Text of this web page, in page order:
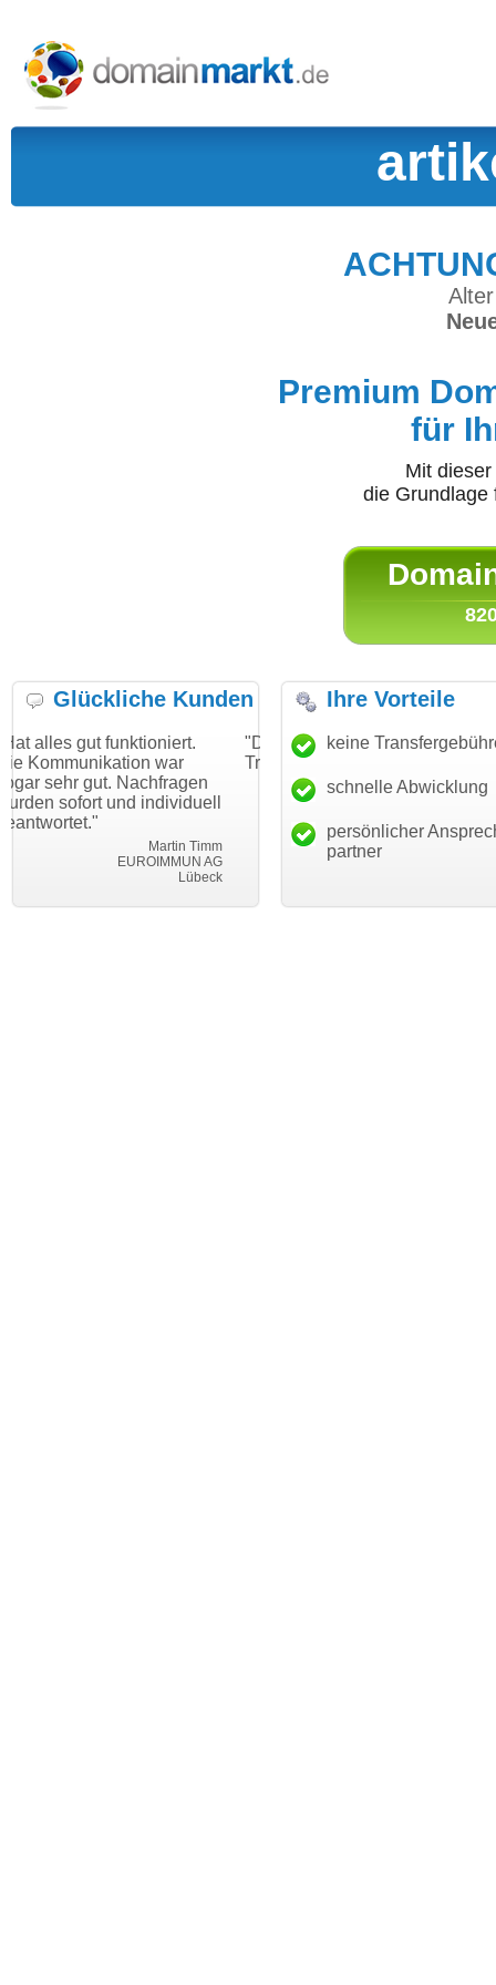
Premium
für
Mit
die
Glückliche Kunden
war
individuell
"Danke für den schnellen
Transfer und guten Service!"
Thomas Schäfer
i can eckert communication GmbH
"Ich bin
haben. Die
mein
Ihre Vorteile
keine
schnelle Abwicklung
persönlicher
partner